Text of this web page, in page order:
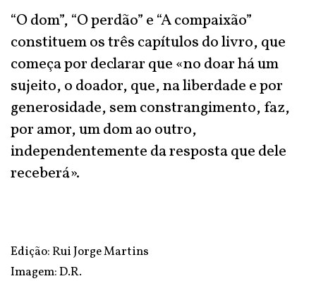
“O dom”, “O perdão” e “A compaixão”
constituem os três capítulos do livro, que
começa por declarar que «no doar há um
sujeito, o doador, que, na liberdade e por
generosidade, sem constrangimento, faz,
por amor, um dom ao outro,
independentemente da resposta que dele
receberá».
Edição: Rui Jorge Martins
Imagem: D.R.